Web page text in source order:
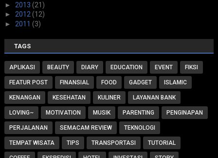
► 2013 (21)
► 2012 (12)
► 2011 (3)
TAGS
APLIKASI BEAUTY DIARY EDUCATION EVENT FIKSI
FEATUR POST FINANSIAL FOOD GADGET ISLAMIC
KENANGAN KESEHATAN KULINER LAYANAN BANK
LOVING~ MOTIVATION MUSIK PARENTING PENGINAPAN
PERJALANAN SEMACAM REVIEW TEKNOLOGI
TEMPAT WISATA TIPS TRANSPORTASI TUTORIAL